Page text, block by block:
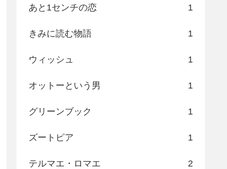
あと1センチの恋 1
きみに読む物語 1
ウィッシュ 1
オットーという男 1
グリーンブック 1
ズートピア 1
テルマエ・ロマエ 2